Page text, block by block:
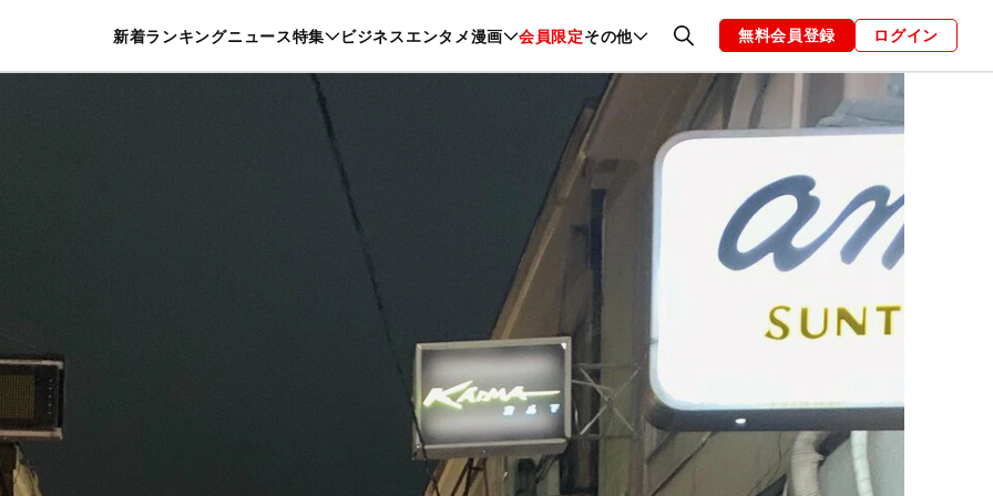
新着ランキングニュース特集 ビジネスエンタメ漫画 会員限定その他
暮らし スポーツ ヘルスケア 美容 グルメ ファッション 恋愛・結婚 編集部 お知らせ
無料会員登録 ログイン